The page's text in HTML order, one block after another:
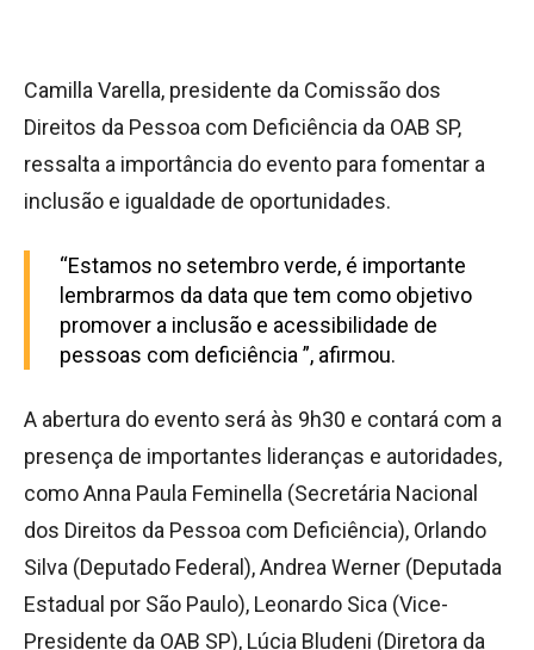
Camilla Varella, presidente da Comissão dos
Direitos da Pessoa com Deficiência da OAB SP,
ressalta a importância do evento para fomentar a
inclusão e igualdade de oportunidades.
“Estamos no setembro verde, é importante
lembrarmos da data que tem como objetivo
promover a inclusão e acessibilidade de
pessoas com deficiência ”, afirmou.
A abertura do evento será às 9h30 e contará com a
presença de importantes lideranças e autoridades,
como Anna Paula Feminella (Secretária Nacional
dos Direitos da Pessoa com Deficiência), Orlando
Silva (Deputado Federal), Andrea Werner (Deputada
Estadual por São Paulo), Leonardo Sica (Vice-
Presidente da OAB SP), Lúcia Bludeni (Diretora da